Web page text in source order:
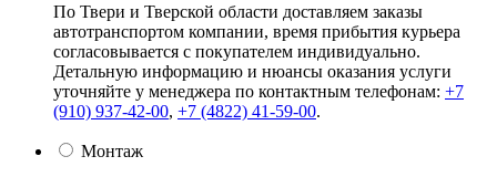
По Твери и Тверской области доставляем заказы
автотранспортом компании, время прибытия курьера
согласовывается с покупателем индивидуально.
Детальную информацию и нюансы оказания услуги
уточняйте у менеджера по контактным телефонам: +7
(910) 937-42-00, +7 (4822) 41-59-00.
Монтаж